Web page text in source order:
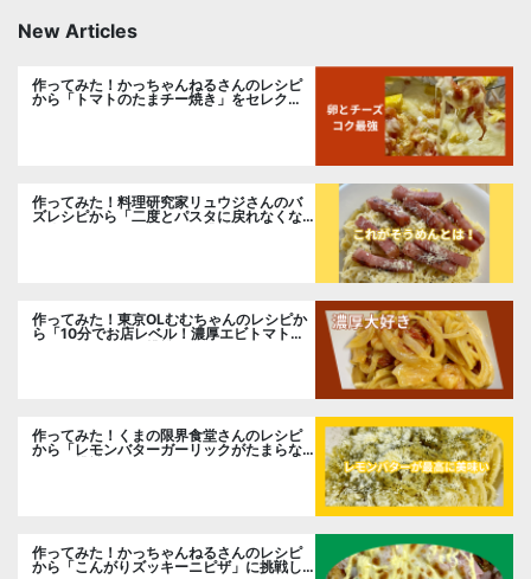
New Articles
作ってみた！かっちゃんねるさんのレシピ
から「トマトのたまチー焼き」をセレク
作ってみた！料理研究家リュウジさんのバ
ズレシピから「二度とパスタに戻れなくな
作ってみた！東京OLむむちゃんのレシピか
ら「10分でお店レベル！濃厚エビトマトク
リームパスタ」に挑戦
作ってみた！くまの限界食堂さんのレシピ
から「レモンバターガーリックがたまらな
作ってみた！かっちゃんねるさんのレシピ
から「こんがりズッキーニピザ」に挑戦し